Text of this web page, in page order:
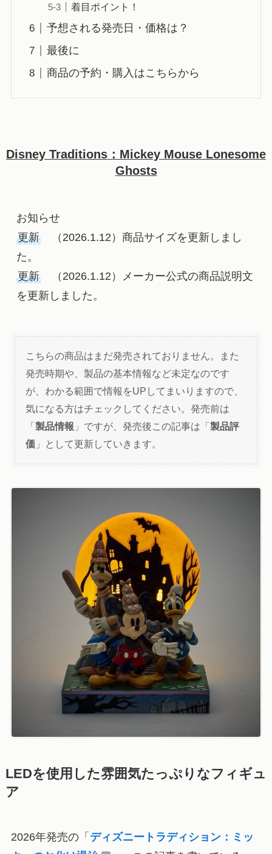
着目ポイント！
予想される発売日・価格は？
最後に
商品の予約・購入はこちらから
Disney Traditions：Mickey Mouse Lonesome
Ghosts
お知らせ
更新 （2026.1.12）商品サイズを更新しまし
た。
更新 （2026.1.12）メーカー公式の商品説明文
を更新しました。
こちらの商品はまだ発売されておりません。また
発売時期や、製品の基本情報など未定なのです
が、わかる範囲で情報をUPしてまいりますので、
気になる方はチェックしてください。発売前は
「製品情報 」ですが、発売後この記事は「製品評
価 」として更新していきます。
LEDを使用した雰囲気たっぷりなフィギュ
ア
2026年発売の「 ディズニートラディション： ミッ